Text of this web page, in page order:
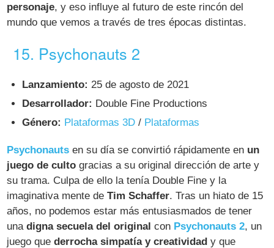
personaje, y eso influye al futuro de este rincón del
mundo que vemos a través de tres épocas distintas.
15. Psychonauts 2
Lanzamiento: 25 de agosto de 2021
Desarrollador: Double Fine Productions
Género: Plataformas 3D / Plataformas
Psychonauts en su día se convirtió rápidamente en un
juego de culto gracias a su original dirección de arte y
su trama. Culpa de ello la tenía Double Fine y la
imaginativa mente deTim Schaffer. Tras un hiato de 15
años, no podemos estar más entusiasmados de tener
unadigna secuela del original con Psychonauts 2, un
juego quederrocha simpatía y creatividad y que